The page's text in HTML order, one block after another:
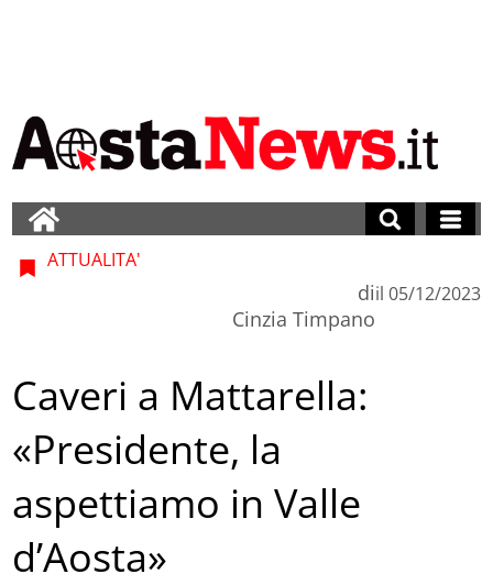
ATTUALITA'
di
Cinzia Timpano
il 05/12/2023
Caveri a Mattarella:
«Presidente, la
aspettiamo in Valle
d’Aosta»